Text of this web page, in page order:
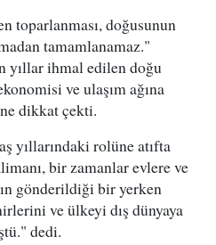
toparlanması, doğusunun
tamamlanamaz."
yıllar ihmal edilen doğu
ve ulaşım ağına
dikkat çekti.
yıllarındaki rolüne atıfta
bir zamanlar evlere ve
gönderildiği bir yerken
ve ülkeyi dış dünyaya
dedi.